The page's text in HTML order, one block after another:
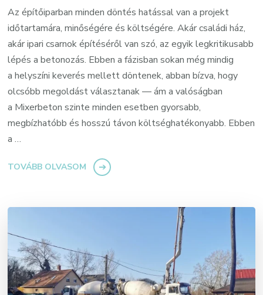
Az építőiparban minden döntés hatással van a projekt
időtartamára, minőségére és költségére. Akár családi ház,
akár ipari csarnok építéséről van szó, az egyik legkritikusabb
lépés a betonozás. Ebben a fázisban sokan még mindig
a helyszíni keverés mellett döntenek, abban bízva, hogy
olcsóbb megoldást választanak — ám a valóságban
a Mixerbeton szinte minden esetben gyorsabb,
megbízhatóbb és hosszú távon költséghatékonyabb. Ebben
a …
TOVÁBB OLVASOM